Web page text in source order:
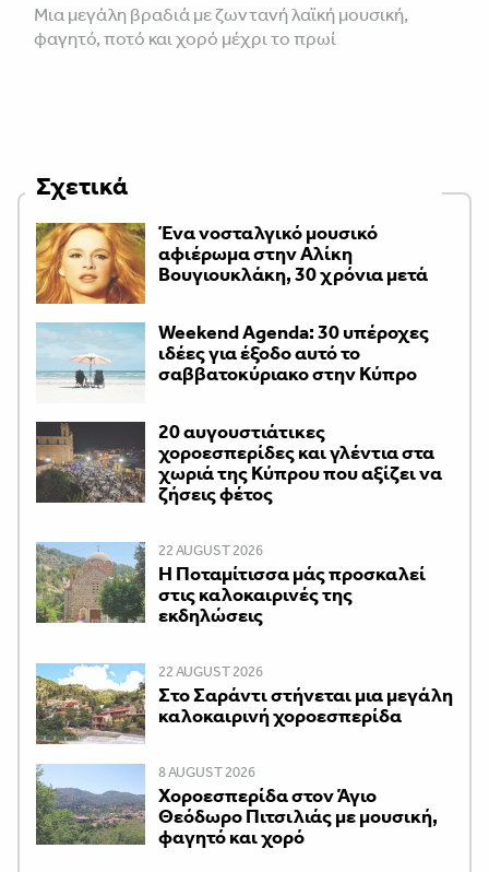
Μια μεγάλη βραδιά με ζωντανή λαϊκή μουσική,
φαγητό, ποτό και χορό μέχρι το πρωί
Σχετικά
Ένα νοσταλγικό μουσικό
αφιέρωμα στην Αλίκη
Βουγιουκλάκη, 30 χρόνια μετά
Weekend Agenda: 30 υπέροχες
ιδέες για έξοδο αυτό το
σαββατοκύριακο στην Κύπρο
20 αυγουστιάτικες
χοροεσπερίδες και γλέντια στα
χωριά της Κύπρου που αξίζει να
ζήσεις φέτος
22 AUGUST 2026
Η Ποταμίτισσα μάς προσκαλεί
στις καλοκαιρινές της
εκδηλώσεις
22 AUGUST 2026
Στο Σαράντι στήνεται μια μεγάλη
καλοκαιρινή χοροεσπερίδα
8 AUGUST 2026
Χοροεσπερίδα στον Άγιο
Θεόδωρο Πιτσιλιάς με μουσική,
φαγητό και χορό